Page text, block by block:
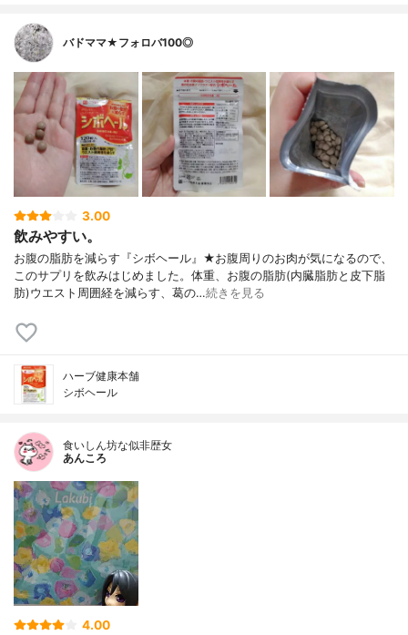
バドママ★フォロバ100◎
3.00
飲みやすい。
お腹の脂肪を減らす『シボヘール』★お腹周りのお肉が気になるので、
このサプリを飲みはじめました。体重、お腹の脂肪(内臓脂肪と皮下脂
肪)ウエスト周囲経を減らす、葛の…続きを見る
ハーブ健康本舗
シボヘール
食いしん坊な似非歴女
あんころ
4.00